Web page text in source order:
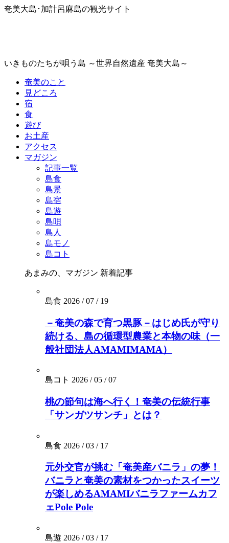
奄美大島･加計呂麻島の観光サイト
いきものたちが唄う島 ～世界自然遺産 奄美大島～
奄美のこと
見どころ
宿
食
遊び
お土産
アクセス
マガジン
記事一覧
島食
島景
島宿
島遊
島唄
島人
島モノ
島コト
あまみの、マガジン 新着記事
島食 2026 / 07 / 19
－奄美の森で育つ黒豚－はじめ氏が守り
続ける、島の循環型農業と本物の味（一
般社団法人AMAMIMAMA）
島コト 2026 / 05 / 07
桃の節句は海へ行く！奄美の伝統行事
「サンガツサンチ」とは？
島食 2026 / 03 / 17
元外交官が挑む「奄美産バニラ」の夢！
バニラと奄美の素材をつかったスイーツ
が楽しめるAMAMIバニラファームカフ
ェPole Pole
島遊 2026 / 03 / 17